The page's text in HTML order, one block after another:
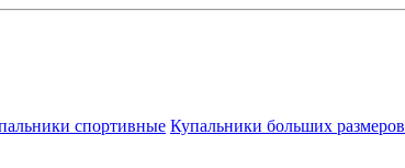
спортивные Купальники больших размеров